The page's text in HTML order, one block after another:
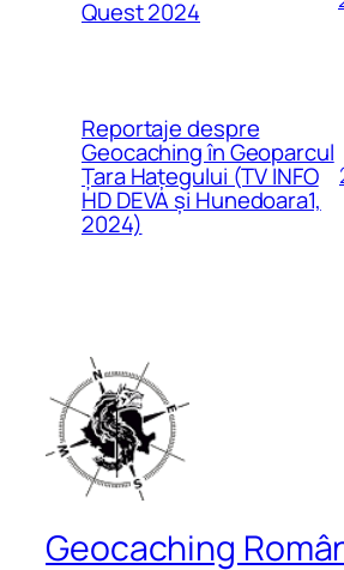
Quest 2024
Reportaje despre
Geocaching în Geoparcul
Țara Hațegului (TV INFO
HD DEVA și Hunedoara1,
2024)
Geocaching